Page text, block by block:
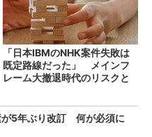
「日本IBMのNHK案件失敗は
既定路線だった」 メインフ
レーム大撤退時代のリスクと
が5年ぶり改訂 何が必須に